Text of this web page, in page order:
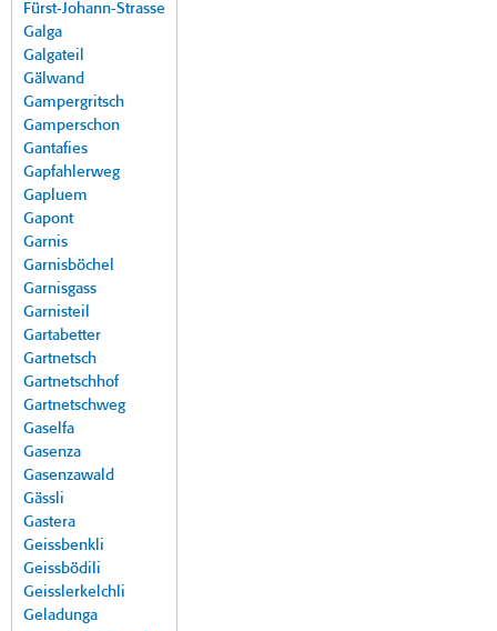
Fürst-Johann-Strasse
Galga
Galgateil
Gälwand
Gampergritsch
Gamperschon
Gantafies
Gapfahlerweg
Gapluem
Gapont
Garnis
Garnisböchel
Garnisgass
Garnisteil
Gartabetter
Gartnetsch
Gartnetschhof
Gartnetschweg
Gaselfa
Gasenza
Gasenzawald
Gässli
Gastera
Geissbenkli
Geissbödili
Geisslerkelchli
Geladunga